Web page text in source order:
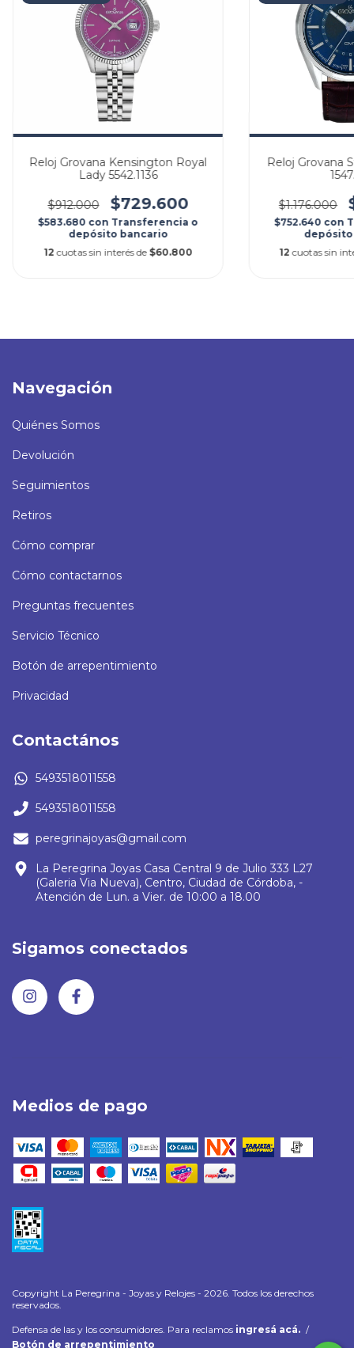
Reloj Grovana Kensington Royal
Lady 5542.1136
$912.000 $729.600
$583.680 con Transferencia o
depósito bancario
12 cuotas sin interés de $60.800
Reloj Grovana
$1.176.000
$752.640 con
12 cuotas sin
Navegación
Quiénes Somos
Devolución
Seguimientos
Retiros
Cómo comprar
Cómo contactarnos
Preguntas frecuentes
Servicio Técnico
Botón de arrepentimiento
Privacidad
Contactános
5493518011558
5493518011558
peregrinajoyas@gmail.com
La Peregrina Joyas Casa Central 9 de Julio 333 L27
(Galeria Via Nueva), Centro, Ciudad de Córdoba, -
Atención de Lun. a Vier. de 10:00 a 18.00
Sigamos conectados
Medios de pago
Copyright La Peregrina - Joyas y Relojes - 2026. Todos los derechos
reservados.
Defensa de las y los consumidores. Para reclamos ingresá acá. /
Botón de arrepentimiento